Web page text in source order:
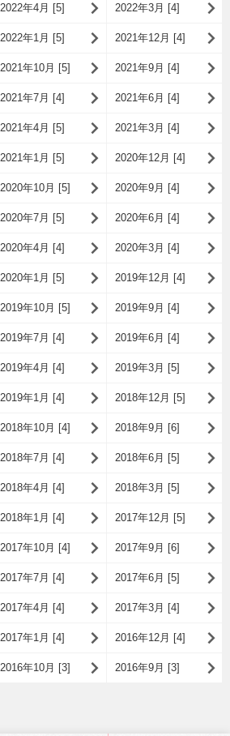
2022年4月 [5] 2022年3月 [4]
2022年1月 [5] 2021年12月 [4]
2021年10月 [5] 2021年9月 [4]
2021年7月 [4] 2021年6月 [4]
2021年4月 [5] 2021年3月 [4]
2021年1月 [5] 2020年12月 [4]
2020年10月 [5] 2020年9月 [4]
2020年7月 [5] 2020年6月 [4]
2020年4月 [4] 2020年3月 [4]
2020年1月 [5] 2019年12月 [4]
2019年10月 [5] 2019年9月 [4]
2019年7月 [4] 2019年6月 [4]
2019年4月 [4] 2019年3月 [5]
2019年1月 [4] 2018年12月 [5]
2018年10月 [4] 2018年9月 [6]
2018年7月 [4] 2018年6月 [5]
2018年4月 [4] 2018年3月 [5]
2018年1月 [4] 2017年12月 [5]
2017年10月 [4] 2017年9月 [6]
2017年7月 [4] 2017年6月 [5]
2017年4月 [4] 2017年3月 [4]
2017年1月 [4] 2016年12月 [4]
2016年10月 [3] 2016年9月 [3]